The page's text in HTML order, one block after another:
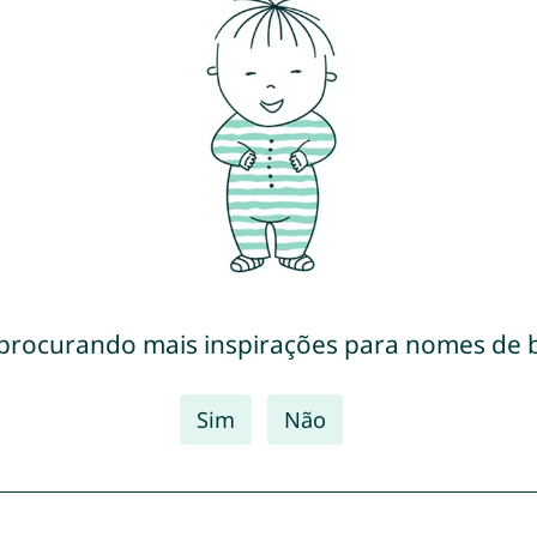
mais inspirações para nomes de
Sim Não